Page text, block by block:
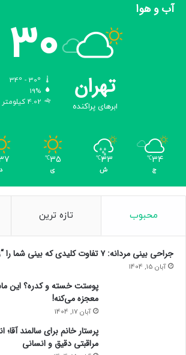
آب و هوا
تهران
ابرهای پراکنده
30
19%
4.02 کیلومتر
34
℃
ج
33
℃
ش
35
℃
ی د
محبوب تازه ترین
جراحی بینی مردانه: ۷ تفاوت کلیدی که بینی شما را “زنانه” نمی‌کند!
آبان 15, 1404
پوستت خسته و کدره؟ این
معجزه می‌کنه!
آبان 17, 1404
پرستار خانم برای سالمند
مراقبتی دقیق و انسانی